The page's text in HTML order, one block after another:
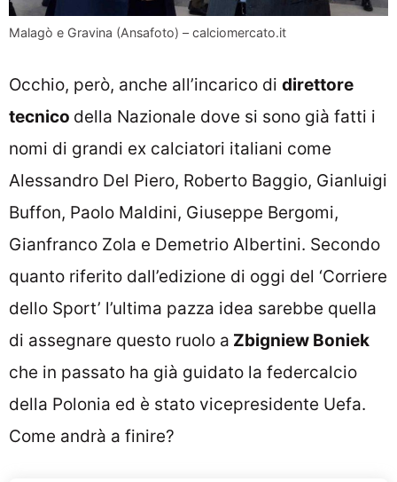
Malagò e Gravina (Ansafoto) – calciomercato.it
Occhio, però, anche all’incarico di direttore
tecnico della Nazionale dove si sono già fatti i
nomi di grandi ex calciatori italiani come
Alessandro Del Piero, Roberto Baggio, Gianluigi
Buffon, Paolo Maldini, Giuseppe Bergomi,
Gianfranco Zola e Demetrio Albertini. Secondo
quanto riferito dall’edizione di oggi del ‘Corriere
dello Sport’ l’ultima pazza idea sarebbe quella
di assegnare questo ruolo a Zbigniew Boniek
che in passato ha già guidato la federcalcio
della Polonia ed è stato vicepresidente Uefa.
Come andrà a finire?